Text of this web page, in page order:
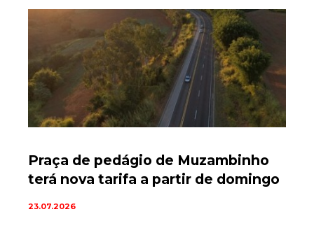
Praça de pedágio de Muzambinho
terá nova tarifa a partir de domingo
23.07.2026